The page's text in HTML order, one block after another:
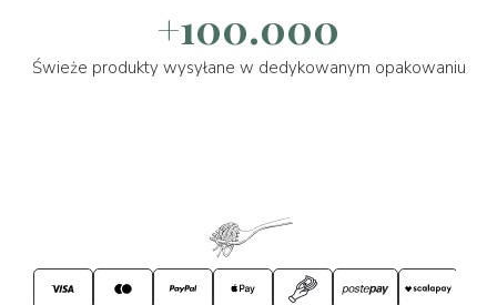
+100.000
Świeże produkty wysyłane w dedykowanym opakowaniu